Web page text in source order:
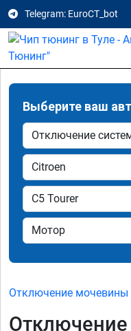
Telegram: EuroCT_bot
Выберите ваш
Отключение мочевины